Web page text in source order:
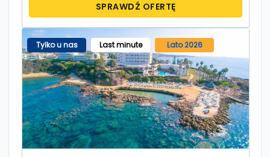
SPRAWDŹ OFERTĘ
Tylko u nas Last minute Lato 2026